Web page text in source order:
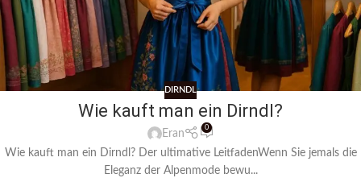
DIRNDL
Wie kauft man ein Dirndl?
Eran
0
Wie kauft man ein Dirndl? Der ultimative LeitfadenWenn Sie jemals die
Eleganz der Alpenmode bewu...